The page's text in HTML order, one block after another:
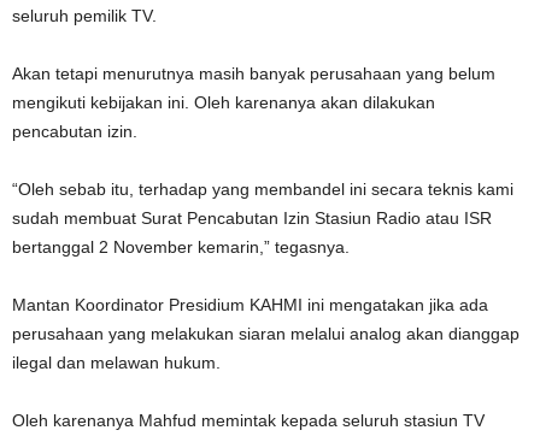
seluruh pemilik TV.
Akan tetapi menurutnya masih banyak perusahaan yang belum
mengikuti kebijakan ini. Oleh karenanya akan dilakukan
pencabutan izin.
“Oleh sebab itu, terhadap yang membandel ini secara teknis kami
sudah membuat Surat Pencabutan Izin Stasiun Radio atau ISR
bertanggal 2 November kemarin,” tegasnya.
Mantan Koordinator Presidium KAHMI ini mengatakan jika ada
perusahaan yang melakukan siaran melalui analog akan dianggap
ilegal dan melawan hukum.
Oleh karenanya Mahfud memintak kepada seluruh stasiun TV